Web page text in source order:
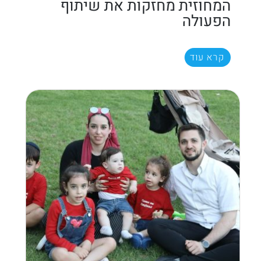
המחוזית מחזקות את שיתוף
הפעולה
קרא עוד